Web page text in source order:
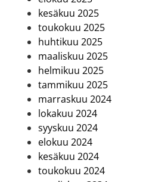
kesäkuu 2025
toukokuu 2025
huhtikuu 2025
maaliskuu 2025
helmikuu 2025
tammikuu 2025
marraskuu 2024
lokakuu 2024
syyskuu 2024
elokuu 2024
kesäkuu 2024
toukokuu 2024